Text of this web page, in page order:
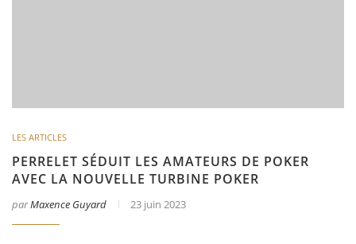
LES ARTICLES
PERRELET SÉDUIT LES AMATEURS DE POKER
AVEC LA NOUVELLE TURBINE POKER
parMaxence Guyard 23 juin 2023